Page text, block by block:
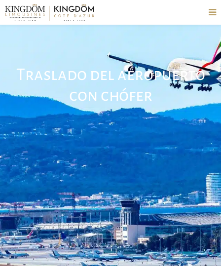
Traslado del aeropuerto
con chófer